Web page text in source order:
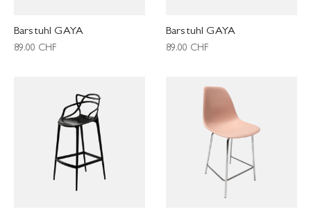
Barstuhl GAYA
89.00 CHF
Barstuhl GAYA
89.00 CHF